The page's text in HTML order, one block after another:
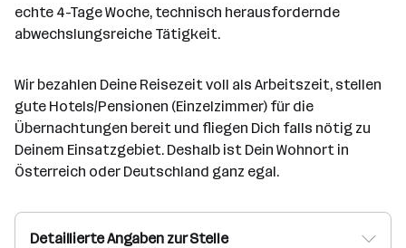
echte 4-Tage Woche, technisch herausfordernde
abwechslungsreiche Tätigkeit.
Wir bezahlen Deine Reisezeit voll als Arbeitszeit, stellen
gute Hotels/Pensionen (Einzelzimmer) für die
Übernachtungen bereit und fliegen Dich falls nötig zu
Deinem Einsatzgebiet. Deshalb ist Dein Wohnort in
Österreich oder Deutschland ganz egal.
Detaillierte Angaben zur Stelle